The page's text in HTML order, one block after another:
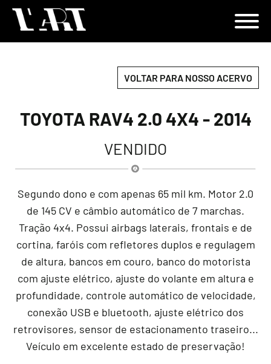
VOLTAR PARA NOSSO ACERVO
TOYOTA RAV4 2.0 4X4 - 2014
VENDIDO
Segundo dono e com apenas 65 mil km. Motor 2.0
de 145 CV e câmbio automático de 7 marchas.
Tração 4x4. Possui airbags laterais, frontais e de
cortina, faróis com refletores duplos e regulagem
de altura, bancos em couro, banco do motorista
com ajuste elétrico, ajuste do volante em altura e
profundidade, controle automático de velocidade,
conexão USB e bluetooth, ajuste elétrico dos
retrovisores, sensor de estacionamento traseiro...
Veículo em excelente estado de preservação!